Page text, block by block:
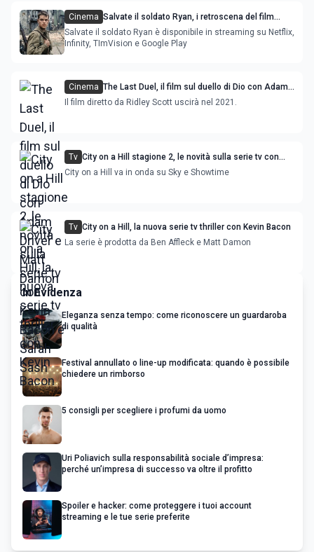
Cinema Salvate il soldato Ryan, i retroscena del film
iconico di guerra di Steven Spielberg
Salvate il soldato Ryan è disponibile in streaming su Netflix,
Infinity, TImVision e Google Play
Cinema The Last Duel, il film sul duello di Dio con Adam
Driver e Matt Damon
Il film diretto da Ridley Scott uscirà nel 2021.
Tv City on a Hill stagione 2, le novità sulla serie tv con
Kevin Bacon e Sarah Sash
City on a Hill va in onda su Sky e Showtime
Tv City on a Hill, la nuova serie tv thriller con Kevin Bacon
La serie è prodotta da Ben Affleck e Matt Damon
In Evidenza
Eleganza senza tempo: come riconoscere un guardaroba
di qualità
Festival annullato o line-up modificata: quando è possibile
chiedere un rimborso
5 consigli per scegliere i profumi da uomo
Uri Poliavich sulla responsabilità sociale d’impresa:
perché un’impresa di successo va oltre il profitto
Spoiler e hacker: come proteggere i tuoi account
streaming e le tue serie preferite